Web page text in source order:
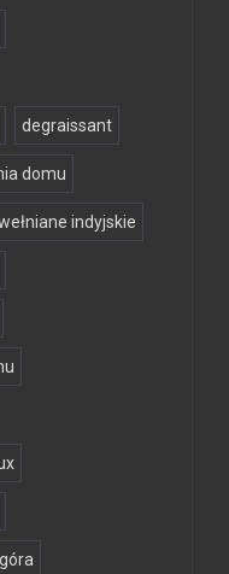
degraissant
domu
indyjskie